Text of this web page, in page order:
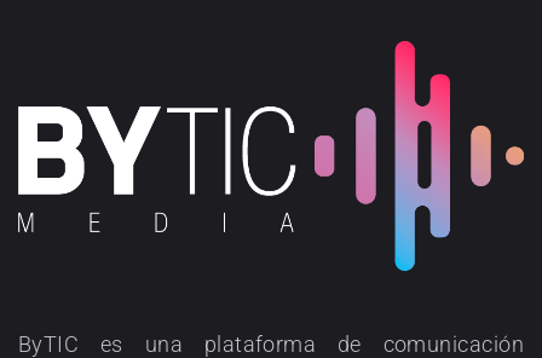
ByTIC es una plataforma de comunicación